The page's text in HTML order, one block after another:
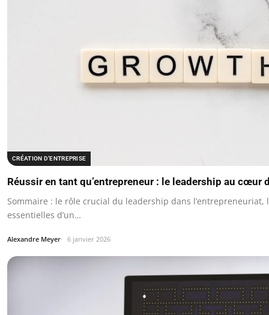
CRÉATION D’ENTREPRISE
Réussir en tant qu’entrepreneur : le leadership au cœur
Sommaire : le rôle crucial du leadership dans l’entrepreneuriat,
essentielles d’un…
Alexandre Meyer 6 janvier 2026